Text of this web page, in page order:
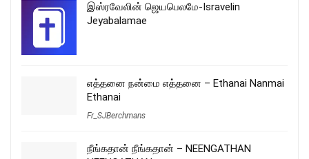
இஸ்ரவேலின் ஜெயபெலமே-Isravelin
Jeyabalamae
எத்தனை நன்மை எத்தனை – Ethanai Nanmai
Ethanai
Fr_SJBerchmans
நீங்கதான் நீங்கதான் – NEENGATHAN